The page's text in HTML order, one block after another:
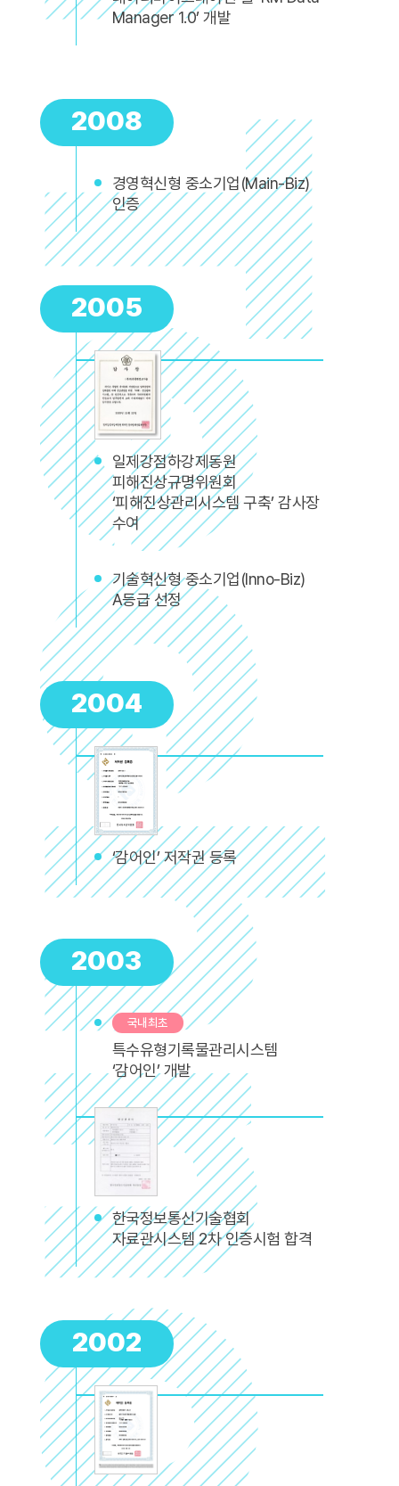
Manager 1.0’ 개발
2008
경영혁신형 중소기업(Main-Biz)
인증
2005
일제강점하강제동원
피해진상규명위원회
‘피해진상관리시스템 구축’ 감사장
수여
기술혁신형 중소기업(Inno-Biz)
A등급 선정
2004
‘감어인’ 저작권 등록
2003
국내최초
특수유형기록물관리시스템
‘감어인’ 개발
한국정보통신기술협회
자료관시스템 2차 인증시험 합격
2002